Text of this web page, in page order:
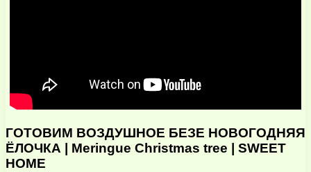
ГОТОВИМ ВОЗДУШНОЕ БЕЗЕ НОВОГОДНЯЯ
ЁЛОЧКА | Meringue Christmas tree | SWEET
HOME